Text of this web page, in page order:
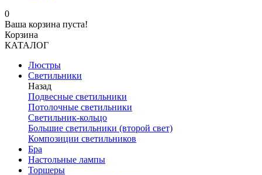
0
Ваша корзина пуста!
Корзина
КАТАЛОГ
Люстры
Светильники
Назад
Подвесные светильники
Потолочные светильники
Светильник-кольцо
Большие светильники (второй свет)
Композиции светильников
Бра
Настольные лампы
Торшеры